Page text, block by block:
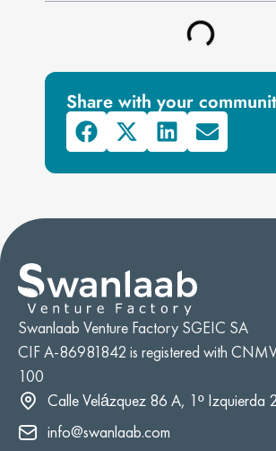
Share with your
Swanlaab Venture Factory SGEIC SA
CIF A-86981842 is registered with
100
Calle Velázquez 86 A, 1º Izquierda
info@swanlaab.com